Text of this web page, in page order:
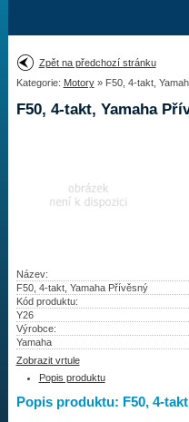
Provedení:
Výrobce:
Najít vrtuli
Vrtule
Kontakty
Aktuality
Zpět na předchozí stránku
Kategorie: Motory» F50, 4-takt,
F50, 4-takt, Yamaha
Název:
F50, 4-takt, Yamaha Přívěsný
Kód produktu:
Y26
Výrobce:
Yamaha
Zobrazit vrtule
Popis produktu
Popis produktu: F50, 4-